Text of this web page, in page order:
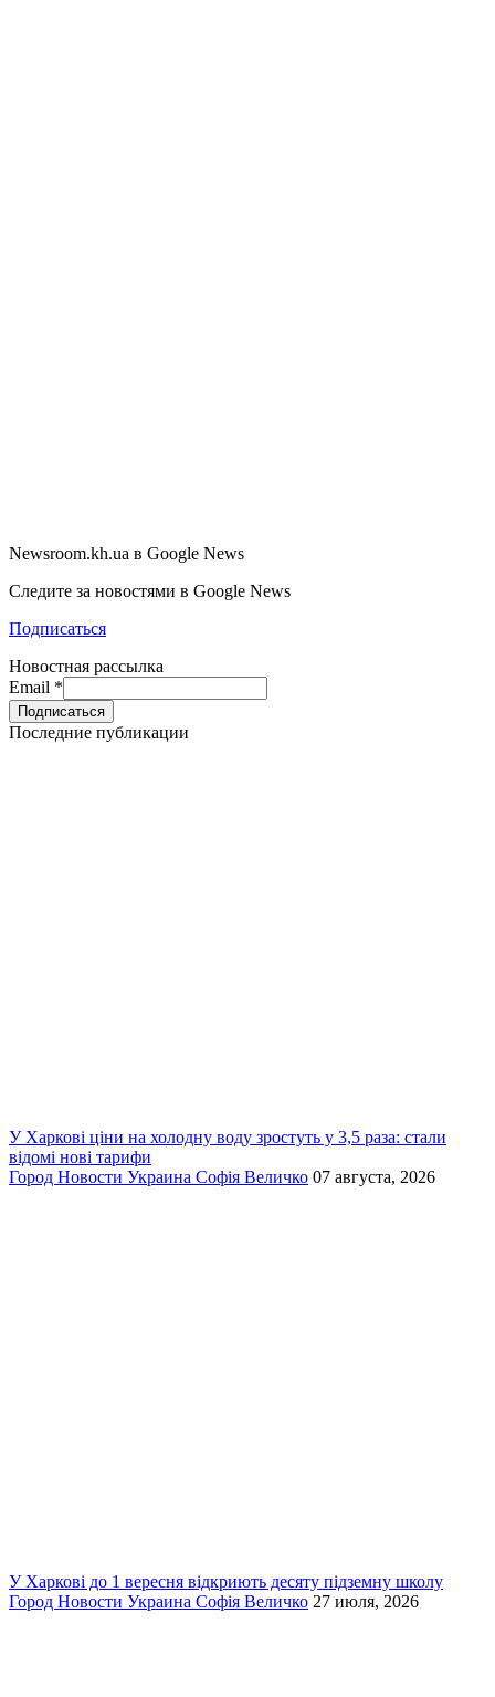
Newsroom.kh.ua в Google News
Следите за новостями в Google News
Подписаться
Новостная рассылка
Email *
Последние публикации
У Харкові ціни на холодну воду зростуть у 3,5 раза: стали
відомі нові тарифи
Город Новости Украина Софія Величко 07 августа, 2026
У Харкові до 1 вересня відкриють десяту підземну школу
Город Новости Украина Софія Величко 27 июля, 2026